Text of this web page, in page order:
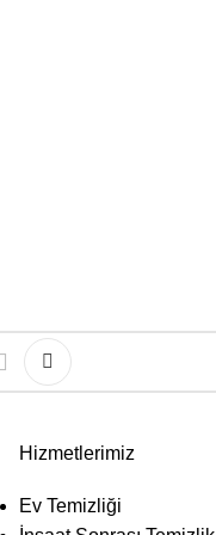
Hizmetlerimiz
Ev Temizliği